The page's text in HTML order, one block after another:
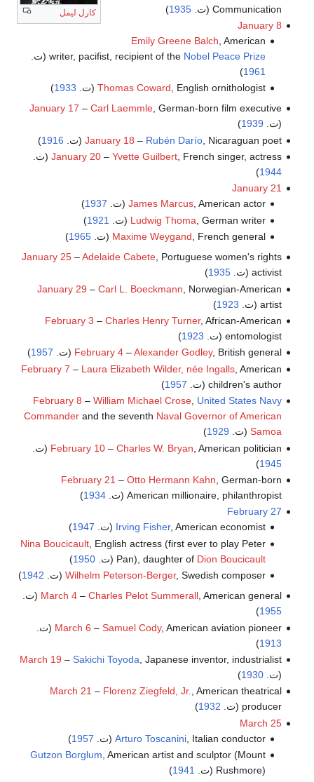
كارل ليمل Communication (ت. 1935
)
January 8
Emily Greene Balch , American
writer, pacifist, recipient of the Nobel Peace Prize
(ت.
1961
)
Thomas Coward, English ornithologist (ت. 1933
)
January 17 – Carl Laemmle, German-born film executive
(ت. 1939
)
January 18 – Rubén Darío, Nicaraguan poet (ت. 1916
)
January 20– Yvette Guilbert, French singer, actress (ت.
1944
)
January 21
James Marcus, American actor (ت. 1937
)
Ludwig Thoma , German writer (ت. 1921
)
Maxime Weygand, French general (ت. 1965
)
January 25–Adelaide Cabete, Portuguese women's rights
activist (ت.
1935
)
January 29 – Carl L. Boeckmann , Norwegian-American
artist (ت.
1923
)
February 3 – Charles Henry Turner, African-American
entomologist (ت.
1923
)
February 4–Alexander Godley, British general (ت. 1957
)
February 7 – Laura Elizabeth Wilder, née Ingalls, American
children's author (ت.
1957
)
February 8 – William Michael Crose, United States Navy
Commanderand the seventh Naval Governor of American
Samoa (ت. 1929
)
February 10– Charles W. Bryan , American politician (ت.
1945
)
February 21 – Otto Hermann Kahn , German-born
American millionaire, philanthropist (ت.
1934
)
February 27
Irving Fisher, American economist (ت. 1947
)
Nina Boucicault , English actress (first ever to play Peter
Pan), daughter of Dion Boucicault (ت. 1950
)
Wilhelm Peterson-Berger, Swedish composer (ت. 1942
)
March 4– Charles Pelot Summerall, American general (ت.
1955
)
March 6 – Samuel Cody, American aviation pioneer (ت.
1913
)
March 19 – Sakichi Toyoda , Japanese inventor, industrialist
(ت.1930
)
March 21 – Florenz Ziegfeld, Jr., American theatrical
producer (ت.
1932
)
March 25
Arturo Toscanini , Italian conductor (ت. 1957
)
Gutzon Borglum , American artist and sculptor (Mount
Rushmore) (ت.
1941
)